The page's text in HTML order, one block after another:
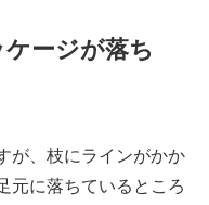
ージが落ち
が、枝にラインがかか
元に落ちているところ